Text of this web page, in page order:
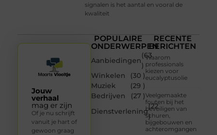
signalen is het aantal en vooral de
kwaliteit
POPULAIRE
ONDERWERPEN
Aanbiedingen
(63
)
Winkelen
(30 )
Muziek
(29 )
Bedrijven
(27 )
Dienstverlening
(22
)
RECENTE
BERICHTEN
Waarom
professionals
kiezen voor
eucalyptusolie
Veelgemaakte
fouten bij het
beveiligen van
schuren,
bijgebouwen en
achteromgangen
Jouw
verhaal
mag er zijn
Of je nu schrijft
vanuit je hart of
gewoon graag